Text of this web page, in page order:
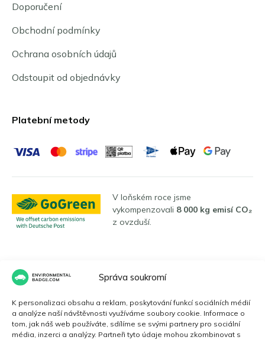
Správa soukromí
K personalizaci obsahu a reklam, poskytování funkcí sociálních médií
a analýze naší návštěvnosti využíváme soubory cookie. Informace o
tom, jak náš web používáte, sdílíme se svými partnery pro sociální
média, inzerci a analýzy. Partneři tyto údaje mohou zkombinovat s
Doporučení
Obchodní podmínky
Ochrana osobních údajů
Odstoupit od objednávky
Platební metody
V loňském roce jsme
vykompenzovali 8 000 kg emisí CO₂
z ovzduší.
Jazyky
Čeština